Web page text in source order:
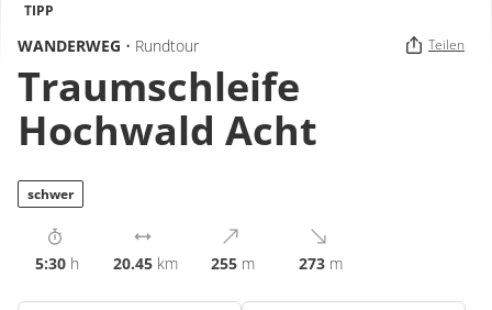
TIPP
WANDERWEG • Rundtour Teilen
Traumschleife
Hochwald Acht
schwer
5:30 h 20.45 km 255 m 273 m